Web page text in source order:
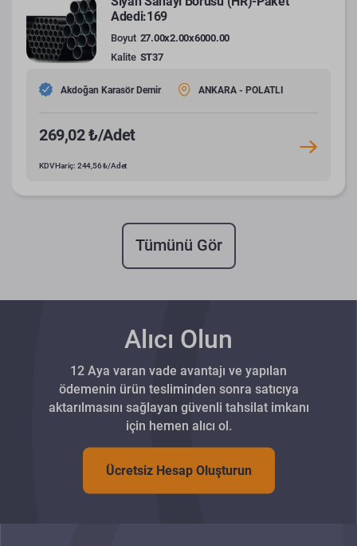
Adedi:169
Boyut 27.00x2.00x6000.00
Kalite ST37
Akdoğan Karasör Demir ANKARA - POLATLI
269,02 ₺/Adet
KDV Hariç: 244,56 ₺/Adet
Tümünü Gör
Alıcı Olun
12 Aya varan vade avantajı ve yapılan
ödemenin ürün tesliminden sonra satıcıya
aktarılmasını sağlayan güvenli tahsilat imkanı
için hemen alıcı ol.
Ücretsiz Hesap Oluşturun